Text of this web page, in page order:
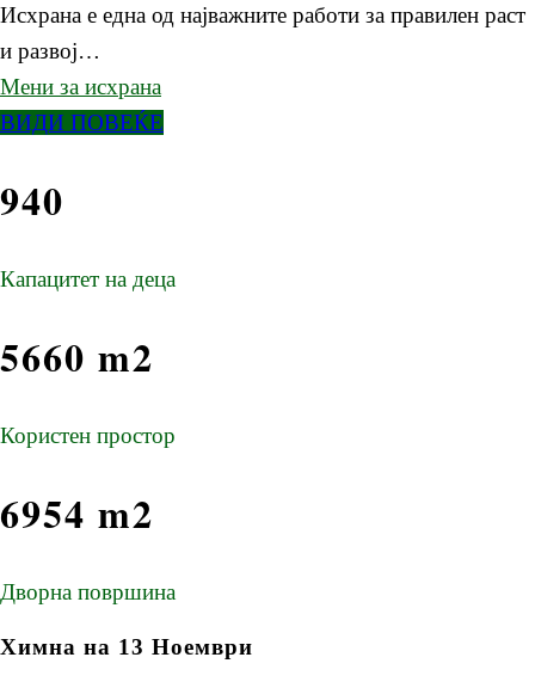
Исхрана е една од најважните работи за правилен раст
и развој…
Мени за исхрана
ВИДИ ПОВЕЌЕ
940
Капацитет на деца
5660 m2
Користен простор
6954 m2
Дворна површина
Химна на 13 Ноември